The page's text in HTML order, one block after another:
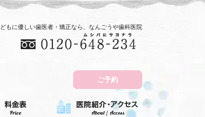
もに優しい歯医者・矯正なら、なんごうや歯科医院
ご予約